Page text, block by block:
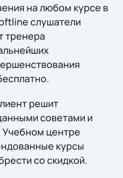
на любом курсе в
слушатели
тренера
решит
советами и
Учебном центре
курсы
со скидкой.